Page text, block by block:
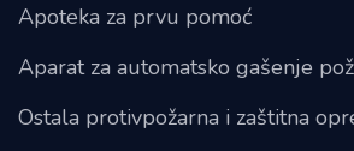
Apoteka za prvu pomoć
Aparat za automatsko gašenje
Ostala protivpožarna i zaštitna